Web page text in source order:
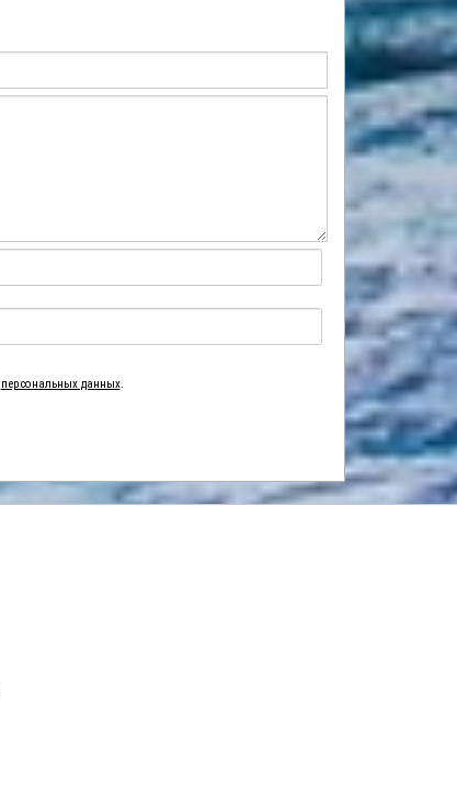
персональных данных.